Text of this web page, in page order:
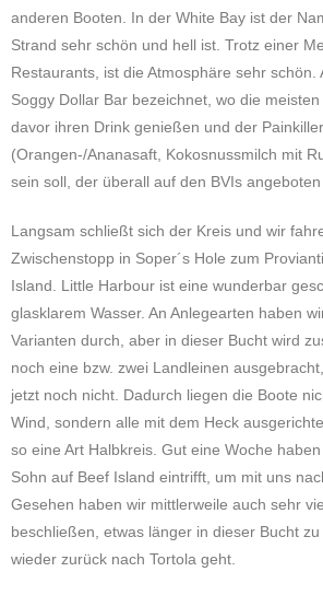
anderen Booten. In der White Bay ist der
Strand sehr schön und hell ist. Trotz einer
Restaurants, ist die Atmosphäre sehr schön.
Soggy Dollar Bar bezeichnet, wo die
davor ihren Drink genießen und der
(Orangen-/Ananasaft, Kokosnussmilch mit
sein soll, der überall auf den BVIs angeboten
Langsam schließt sich der Kreis und wir
Zwischenstopp in Soper´s Hole zum
Island. Little Harbour ist eine wunderbar
glasklarem Wasser. An Anlegearten haben
Varianten durch, aber in dieser Bucht wird
noch eine bzw. zwei Landleinen
jetzt noch nicht. Dadurch liegen die Boote
Wind, sondern alle mit dem Heck
so eine Art Halbkreis. Gut eine Woche
Sohn auf Beef Island eintrifft, um mit uns
Gesehen haben wir mittlerweile auch sehr
beschließen, etwas länger in dieser Bucht
wieder zurück nach Tortola geht.